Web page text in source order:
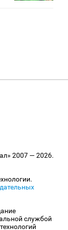
2007 — 2026.
службой